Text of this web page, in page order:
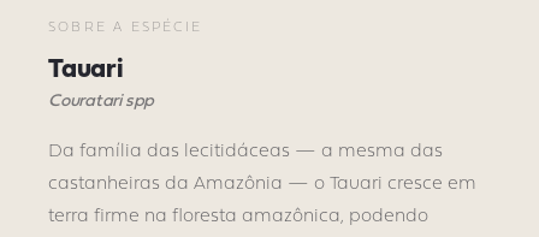
SOBRE A ESPÉCIE
Tauari
Couratari spp
Da família das lecitidáceas — a mesma das
castanheiras da Amazônia — o Tauari cresce em
terra firme na floresta amazônica, podendo